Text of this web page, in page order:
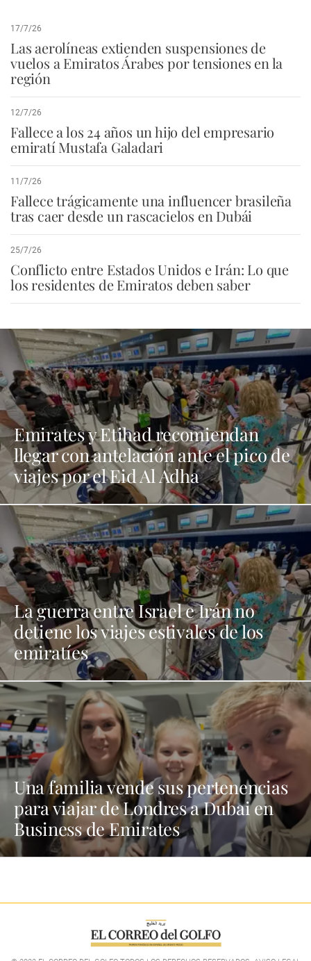
17/7/26
Las aerolíneas extienden suspensiones de
vuelos a Emiratos Árabes por tensiones en la
región
12/7/26
Fallece a los 24 años un hijo del empresario
emiratí Mustafa Galadari
11/7/26
Fallece trágicamente una influencer brasileña
tras caer desde un rascacielos en Dubái
25/7/26
Conflicto entre Estados Unidos e Irán: Lo que
los residentes de Emiratos deben saber
Emirates y Etihad recomiendan
llegar con antelación ante el pico de
viajes por el Eid Al Adha
La guerra entre Israel e Irán no
detiene los viajes estivales de los
emiratíes
Una familia vende sus pertenencias
para viajar de Londres a Dubai en
Business de Emirates